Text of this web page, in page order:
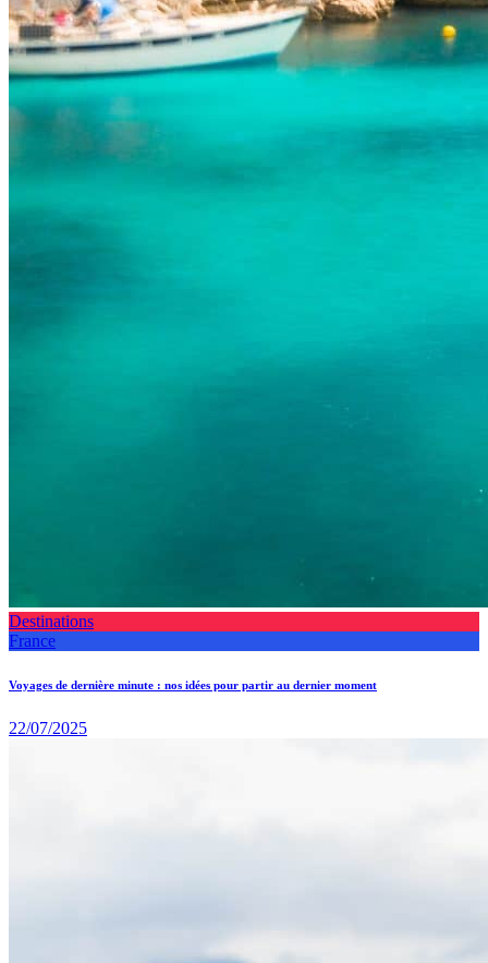
Destinations
France
Voyages de dernière minute : nos idées pour partir au dernier moment
22/07/2025